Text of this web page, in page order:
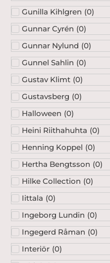
Gunilla Kihlgren (0)
Gunnar Cyrén (0)
Gunnar Nylund (0)
Gunnel Sahlin (0)
Gustav Klimt (0)
Gustavsberg (0)
Halloween (0)
Heini Riithahuhta (0)
Henning Koppel (0)
Hertha Bengtsson (0)
Hilke Collection (0)
Iittala (0)
Ingeborg Lundin (0)
Ingegerd Råman (0)
Interiör (0)